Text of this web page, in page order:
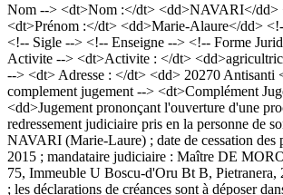
Nom --> <dt>Nom :</dt> <dd>NAVARI</dd>
<dt>Prénom :</dt> <dd>Marie-Alaure</dd>
<!-- Sigle --> <!-- Enseigne --> <!-- Forme
Activite --> <dt>Activite : </dt>
--> <dt> Adresse : </dt> <dd> 20270 Antisanti
complement jugement --> <dt>Complément
<dd>Jugement prononçant l'ouverture d'une
redressement judiciaire pris en la personne de
NAVARI (Marie-Laure) ; date de cessation des
2015 ; mandataire judiciaire : Maître DE
75, Immeuble U Boscu-d'Oru Bt B, Pietranera,
; les déclarations de créances sont à déposer